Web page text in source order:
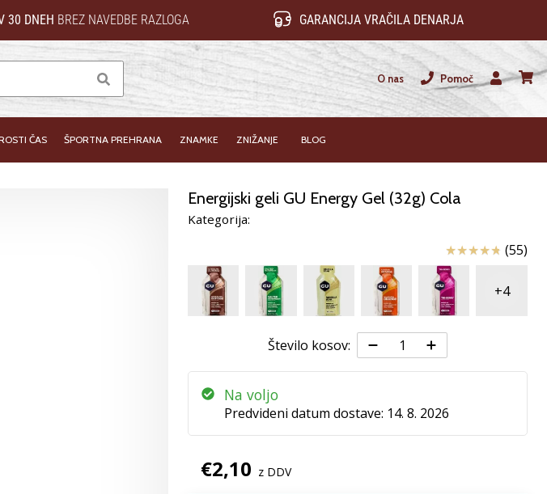
30 DNEH BREZ NAVEDBE RAZLOGA GARANCIJA VRAČILA DENARJA
Iskanje O nas
Pomoč
Uporabnik
ČAS ŠPORTNA PREHRANA ZNAMKE ZNIŽANJE BLOG
Energijski geli GU Energy Gel (32g) Cola
Kategorija:
Ocena izdelka
(55)
+4
Število kosov:
Na voljo
Predvideni datum dostave: 14. 8. 2026
€2,10 z DDV